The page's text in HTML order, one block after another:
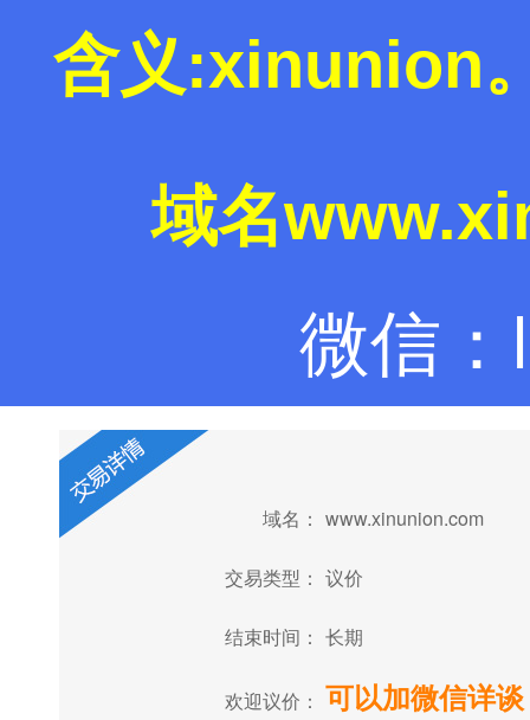
含义:xinunion
域名
微信
域名： www.xinunion.com
交易类型： 议价
结束时间： 长期
欢迎议价： 可以加微信详谈